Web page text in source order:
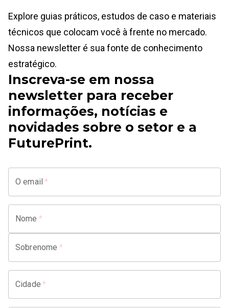
Explore guias práticos, estudos de caso e materiais
técnicos que colocam você à frente no mercado.
Nossa newsletter é sua fonte de conhecimento
estratégico.
Inscreva-se em nossa
newsletter para receber
informações, notícias e
novidades sobre o setor e a
FuturePrint.
O email *
Nome *
Sobrenome *
Cidade *